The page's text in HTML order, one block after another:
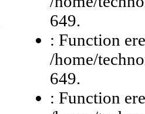
649.
: Function
/home/
649.
: Function